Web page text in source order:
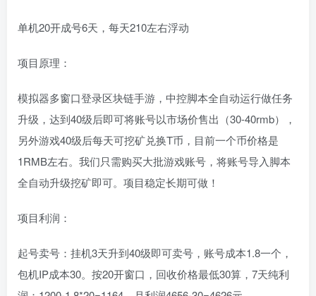
单机20开成号6天，每天210左右浮动
项目原理：
模拟器多窗口登录区块链手游，中控脚本全自动运行做任务
升级，达到40级后即可将账号以市场价售出（30-40rmb），
另外游戏40级后每天可挖矿兑换T币，目前一个币价格是
1RMB左右。我们只需购买大批游戏账号，将账号导入脚本
全自动升级挖矿即可。项目稳定长期可做！
项目利润：
起号卖号：挂机3天升到40级即可卖号，账号成本1.8一个，
包机IP成本30。按20开窗口，回收价格最低30算，7天纯利